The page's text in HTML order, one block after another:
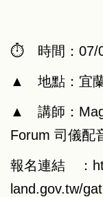
⏱︎ 時間：07/
▲ 地點：宜
▲ 講師：
Forum 司儀配
報名連結 ：
land.gov.tw/